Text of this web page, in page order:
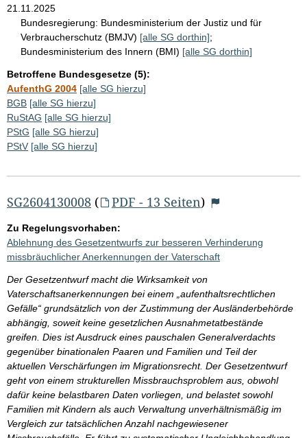
21.11.2025
Bundesregierung: Bundesministerium der Justiz und für
Verbraucherschutz (BMJV) [alle SG dorthin];
Bundesministerium des Innern (BMI) [alle SG dorthin]
Betroffene Bundesgesetze (5):
AufenthG 2004 [alle SG hierzu]
BGB [alle SG hierzu]
RuStAG [alle SG hierzu]
PStG [alle SG hierzu]
PStV [alle SG hierzu]
SG2604130008 ( PDF - 13 Seiten)
Zu Regelungsvorhaben:
Ablehnung des Gesetzentwurfs zur besseren Verhinderung
missbräuchlicher Anerkennungen der Vaterschaft
Der Gesetzentwurf macht die Wirksamkeit von
Vaterschaftsanerkennungen bei einem „aufenthaltsrechtlichen
Gefälle“ grundsätzlich von der Zustimmung der Ausländerbehörde
abhängig, soweit keine gesetzlichen Ausnahmetatbestände
greifen. Dies ist Ausdruck eines pauschalen Generalverdachts
gegenüber binationalen Paaren und Familien und Teil der
aktuellen Verschärfungen im Migrationsrecht. Der Gesetzentwurf
geht von einem strukturellen Missbrauchsproblem aus, obwohl
dafür keine belastbaren Daten vorliegen, und belastet sowohl
Familien mit Kindern als auch Verwaltung unverhältnismäßig im
Vergleich zur tatsächlichen Anzahl nachgewiesener